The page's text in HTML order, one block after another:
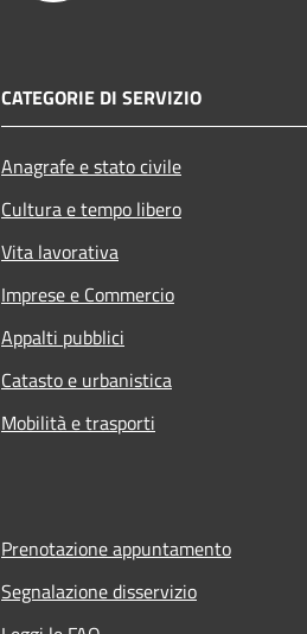
CATEGORIE DI SERVIZIO
Anagrafe e stato civile
Cultura e tempo libero
Vita lavorativa
Imprese e Commercio
Appalti pubblici
Catasto e urbanistica
Mobilità e trasporti
Prenotazione appuntamento
Segnalazione disservizio